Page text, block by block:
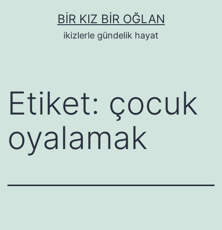
BIR KIZ BIR OĞLAN
ikizlerle gündelik hayat
Etiket: çocuk
oyalamak